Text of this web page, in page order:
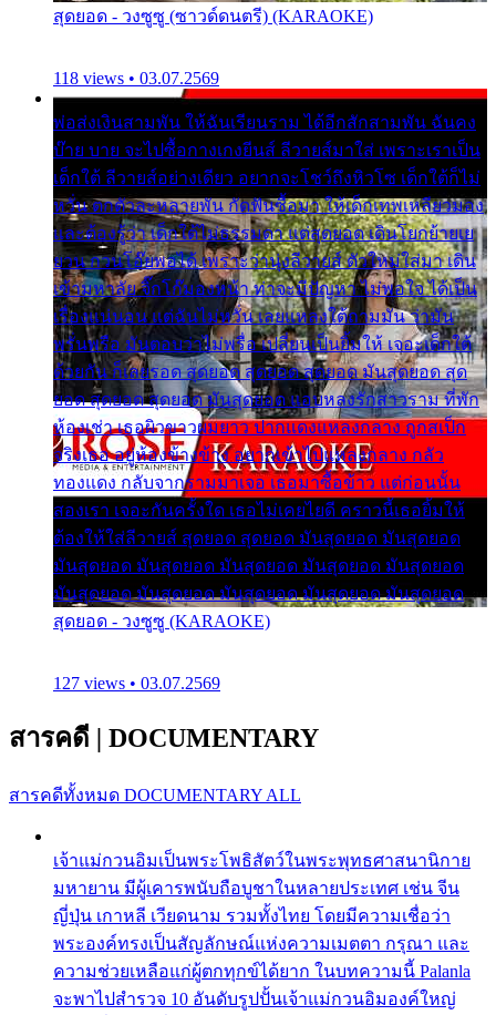
สุดยอด - วงซูซู (ซาวด์ดนตรี) (KARAOKE)
118 views • 03.07.2569
พ่อส่งเงินสามพัน ให้ฉันเรียนราม ได้อีกสักสามพัน ฉันคง
บ๊าย บาย จะไปซื้อกางเกงยีนส์ ลีวายส์มาใส่ เพราะเราเป็น
เด็กใต้ ลีวายส์อย่างเดียว อยากจะโชว์ถึงหิวโซ เด็กใต้ก็ไม่
หวั่น ตกตัวละหลายพัน กัดฟันซื้อมา ให้เด็กเทพเหลียวมอง
และต้องรู้ว่า เด็กใต้ไม่ธรรมดา แต่สุดยอด เดินโยกย้ายเย
ยวน กวนโอ๊ยพอได้ เพราะว่านุ่งลีวายส์ ตัวใหม่ใส่มา เดิน
เข้ามหาลัย จิ๊กโก๊มองหน้า ท่าจะมีปัญหา ไม่พอใจ ได้เป็น
เรื่องแน่นอน แต่ฉันไม่หวั่น เลยแหลงใต้ถามมัน ว่ามัน
พรั่นพรือ มันตอบว่าไม่พรื่อ เปลี่ยนเป็นยิ้มให้ เจอะเด็กใต้
ด้วยกัน ก็เลยรอด สุดยอด สุดยอด สุดยอด มันสุดยอด สุด
ยอด สุดยอด สุดยอด มันสุดยอด แอบหลงรักสาวราม ที่พัก
ห้องเช่า เธอผิวขาวผมยาว ปากแดงแหลงกลาง ถูกสเป็ก
จริงเธอ อยู่ห้องข้างข้าง อยากเข้าไปแหลงกลาง กลัว
ทองแดง กลับจากรามมาเจอ เธอมาซื้อข้าว แต่ก่อนนั้น
สองเรา เจอะกันครั้งใด เธอไม่เคยไยดี คราวนี้เธอยิ้มให้
ต้องให้ใส่ลีวายส์ สุดยอด สุดยอด มันสุดยอด มันสุดยอด
มันสุดยอด มันสุดยอด มันสุดยอด มันสุดยอด มันสุดยอด
มันสุดยอด มันสุดยอด มันสุดยอด มันสุดยอด มันสุดยอด
สุดยอด - วงซูซู (KARAOKE)
127 views • 03.07.2569
สารคดี | DOCUMENTARY
สารคดีทั้งหมด DOCUMENTARY ALL
เจ้าแม่กวนอิมเป็นพระโพธิสัตว์ในพระพุทธศาสนานิกาย
มหายาน มีผู้เคารพนับถือบูชาในหลายประเทศ เช่น จีน
ญี่ปุ่น เกาหลี เวียดนาม รวมทั้งไทย โดยมีความเชื่อว่า
พระองค์ทรงเป็นสัญลักษณ์แห่งความเมตตา กรุณา และ
ความช่วยเหลือแก่ผู้ตกทุกข์ได้ยาก ในบทความนี้ Palanla
จะพาไปสำรวจ 10 อันดับรูปปั้นเจ้าแม่กวนอิมองค์ใหญ่